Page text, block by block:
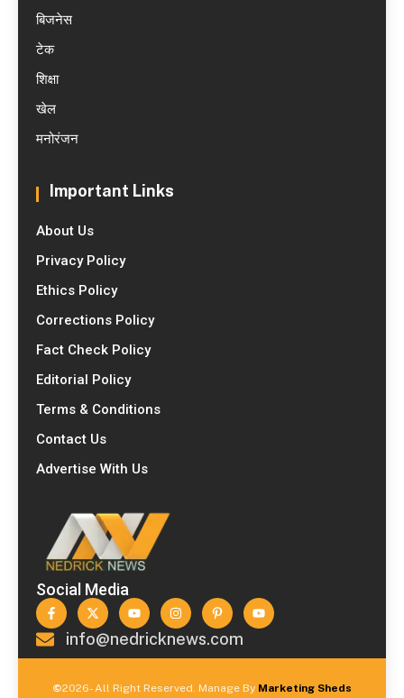
बिजनेस
टेक
शिक्षा
खेल
मनोरंजन
Important Links
About Us
Privacy Policy
Ethics Policy
Corrections Policy
Fact Check Policy
Editorial Policy
Terms & Conditions
Contact Us
Advertise With Us
Social Media
info@nedricknews.com
©2026- All Right Reserved. Manage By Marketing Sheds